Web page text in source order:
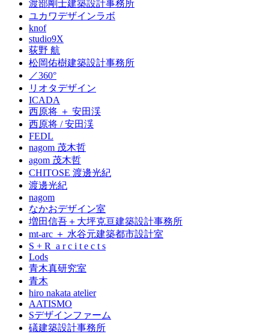
渡部剛士建築設計事務所
ユカワデザインラボ
knof
studio9X
荻野 航
松岡佑樹建築設計事務所
／360°
リオタデザイン
ICADA
西原将 ＋ 安田渓
西原将 / 安田渓
FEDL
nagom 茂木哲
agom 茂木哲
CHITOSE 渡邊光紀
渡邊光紀
nagom
なかおデザイン室
増田信吾＋大坪克亘建築設計事務所
mt-arc ＋ 水谷元建築都市設計室
S + R a r c i t e c t s
Lods
青木真研究室
青木
hiro nakata atelier
AATISMO
Sデザインファーム
礒建築設計事務所